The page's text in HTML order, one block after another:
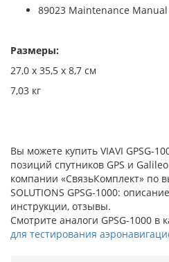
89023 Maintenance Manual
Размеры:
27,0 x 35,5 x 8,7 см
7,03 кг
Вы можете купить VIAVI GPSG-
позиций спутников GPS и
компании «СвязьКомплект» по
SOLUTIONS GPSG-1000:
инструкции, отзывы.
Смотрите аналоги GPSG-1000 в
для тестирования